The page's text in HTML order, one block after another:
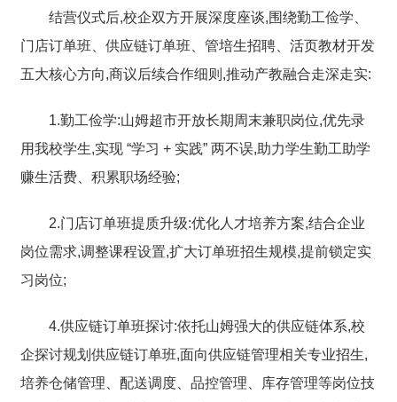
结营仪式后,校企双方开展深度座谈,围绕勤工俭学、
门店订单班、供应链订单班、管培生招聘、活页教材开发
五大核心方向,商议后续合作细则,推动产教融合走深走实:
1.勤工俭学:山姆超市开放长期周末兼职岗位,优先录
用我校学生,实现 “学习 + 实践” 两不误,助力学生勤工助学
赚生活费、积累职场经验;
2.门店订单班提质升级:优化人才培养方案,结合企业
岗位需求,调整课程设置,扩大订单班招生规模,提前锁定实
习岗位;
4.供应链订单班探讨:依托山姆强大的供应链体系,校
企探讨规划供应链订单班,面向供应链管理相关专业招生,
培养仓储管理、配送调度、品控管理、库存管理等岗位技